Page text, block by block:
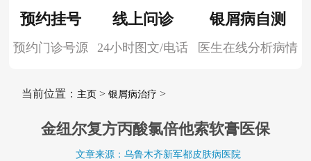
预约挂号
预约门诊号源
线上问诊
24小时图文/电话
银屑病自测
医生在线分析病情
当前位置： 主页> 银屑病治疗 >
金纽尔复方丙酸氯倍他索软膏医保
文章来源：乌鲁木齐新军都皮肤病医院